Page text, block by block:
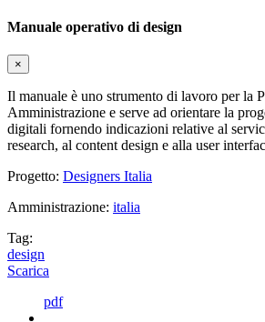
Manuale operativo di design
×
Il manuale è uno strumento di lavoro per la
Amministrazione e serve ad orientare la
digitali fornendo indicazioni relative al
research, al content design e alla user
Progetto: Designers Italia
Amministrazione: italia
Tag:
design
Scarica
pdf